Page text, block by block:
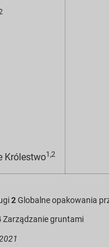
Królestwo1,2
2Globalne opakowania
Zarządzanie gruntami